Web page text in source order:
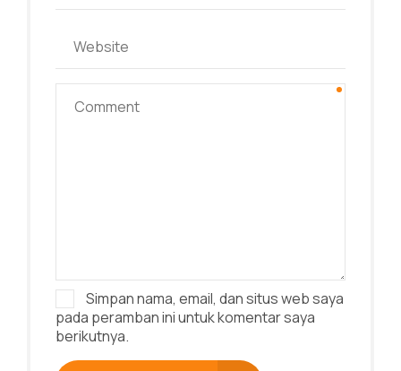
Simpan nama, email, dan situs web saya
pada peramban ini untuk komentar saya
berikutnya.